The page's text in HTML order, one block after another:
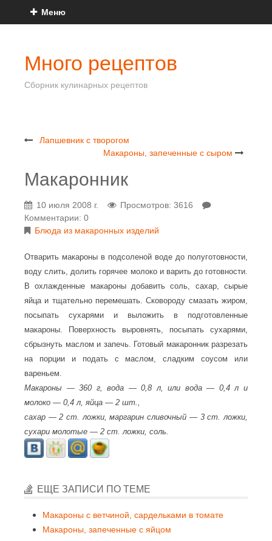
Меню
Много рецептов
Сборник кулинарных рецептов
Лапшевник с творогом
Макароны, запеченные с сыром
Макаронник
10 июля 2008 г.
Просмотров: 3616
Комментарии: 0
Блюда из макаронных изделий
Отварить макароны в подсоленой воде до полуготовности,
воду слить, долить горячее молоко и варить до готовности.
В охлажденные макароны добавить соль, сахар, сырые
яйца и тщательно перемешать. Сковороду смазать жиром,
посыпать сухарями и выложить в подготовленные
макароны. Поверхность выровнять, посыпать сухарями,
сбрызнуть маслом и запечь. Готовый макаронник разрезать
на порции и подать с маслом, сладким соусом или
вареньем.
Макароны — 360 г, вода — 0,8 л, или вода — 0,4 л и
молоко — 0,4 л, яйца — 2 шт.,
сахар — 2 ст. ложки, маргарин сливочный — 3 ст. ложки,
сухари молотые — 2 ст. ложки, соль.
ЕЩЕ ЗАПИСИ ПО ТЕМЕ
Макароны с ветчиной, сардельками в томате
Макароны, запеченные с яйцом